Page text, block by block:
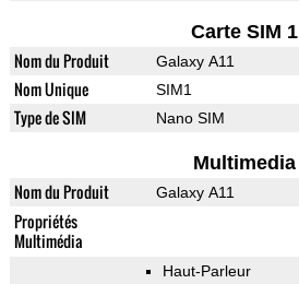
Carte SIM 1
Nom du Produit Galaxy A11
Nom Unique SIM1
Type de SIM Nano SIM
Multimedia
Nom du Produit Galaxy A11
Propriétés
Multimédia
Haut-Parleur